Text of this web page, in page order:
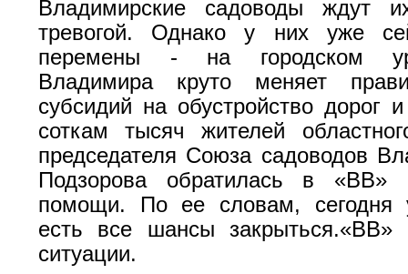
Владимирские садоводы ждут
тревогой. Однако у них уже
перемены - на городском
Владимира круто меняет
субсидий на обустройство дорог
соткам тысяч жителей
председателя Союза садоводов
Подзорова обратилась в
помощи. По ее словам, сегодня
есть все шансы закрыться.«ВВ»
ситуации.